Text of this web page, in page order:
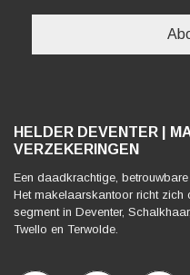
HELDER DEVENTER |
VERZEKERINGEN
Een daadkrachtige,
Het makelaarskantoor richt zich
segment in Deventer,
Twello en Terwolde.